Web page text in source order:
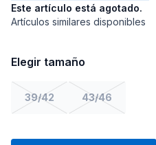
Este artículo está agotado.
Artículos similares disponibles
Elegir tamaño
39/42 43/46